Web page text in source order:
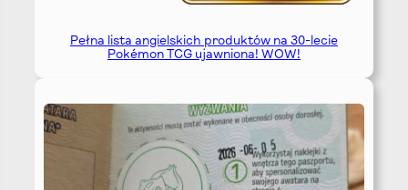
Pełna lista angielskich produktów na 30-lecie
Pokémon TCG ujawniona! WOW!